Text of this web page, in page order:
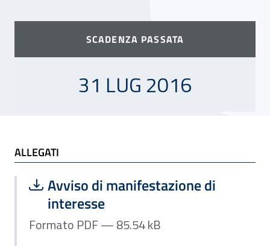
SCADENZA PASSATA
31 LUGLIO 2016
31 LUG 2016
ALLEGATI
ALLEGATI
Scarica file:
Avviso di manifestazione di
interesse
Formato PDF — Dimensione 85.54 kB
Formato PDF — 85.54 kB